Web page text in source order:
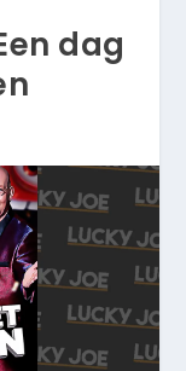
dag